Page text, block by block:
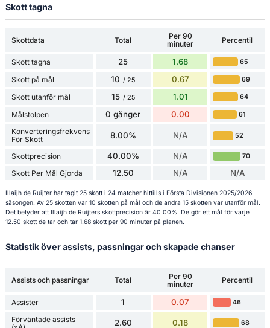
Skott tagna
Skottdata Total
Per 90
minuter
Percentil
Skott tagna 25 1.68 65
Skott på mål 10 / 25 0.67 69
Skott utanför mål 15 / 25 1.01 64
Målstolpen 0 gånger 0.00 61
Konverteringsfrekvens
För Skott
8.00% N/A 52
Skottprecision 40.00% N/A 70
Skott Per Mål Gjorda 12.50 N/A N/A
Illaijh de Ruijter har tagit 25 skott i 24 matcher hittills i Första Divisionen 2025/2026
säsongen. Av 25 skotten var 10 skotten på mål och de andra 15 skotten var utanför mål.
Det betyder att Illaijh de Ruijters skottprecision är 40.00%. De gör ett mål för varje
12.50 skott de tar och tar 1.68 skott per 90 minuter på planen.
Statistik över assists, passningar och skapade chanser
Assists och passningar Total
Per 90
minuter
Percentil
Assister 1 0.07 46
Förväntade assists
2.60 0.18 68